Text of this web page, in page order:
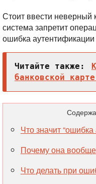
Стоит ввести
система запретит
ошибка
Читайте также:
банковской
Что значит
Почему она
Что делать при